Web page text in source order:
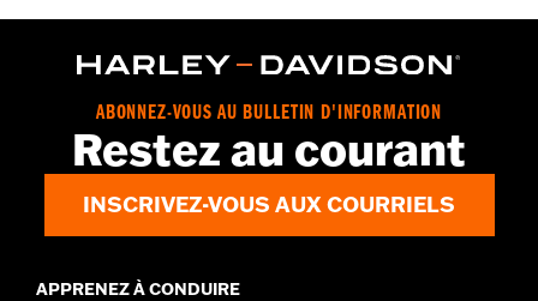
ABONNEZ-VOUS AU BULLETIN D'INFORMATION
Restez au courant
INSCRIVEZ-VOUS AUX COURRIELS
APPRENEZ À CONDUIRE